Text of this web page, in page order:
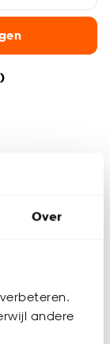
Over
andere